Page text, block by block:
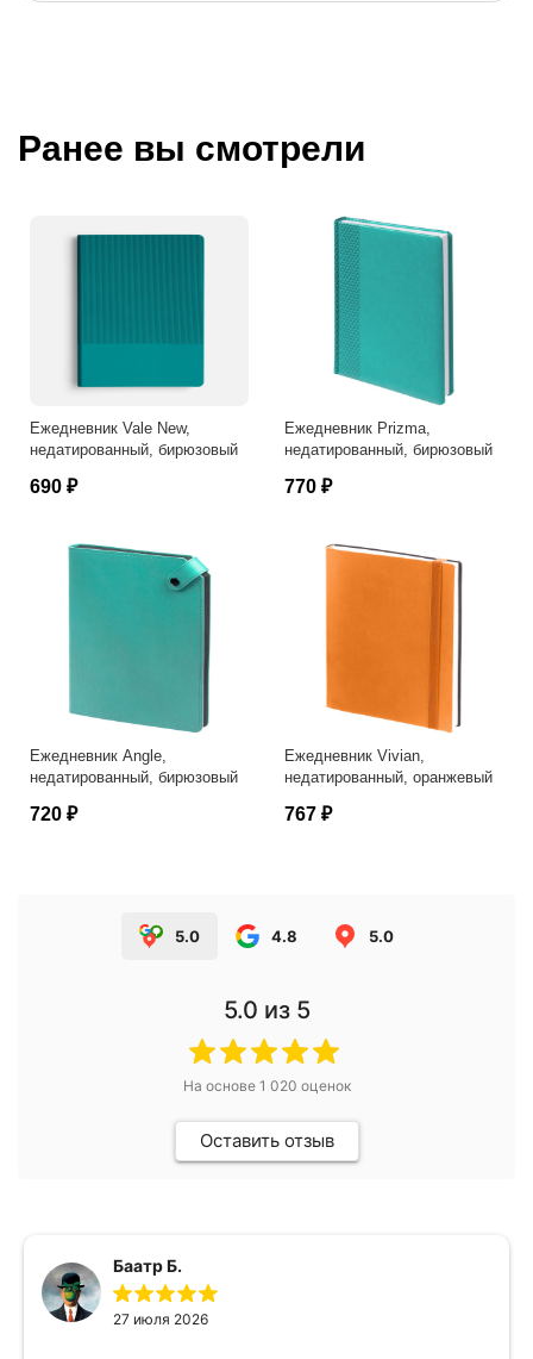
Ранее вы смотрели
Ежедневник Vale New,
недатированный, бирюзовый
690 ₽
Ежедневник Prizma,
недатированный, бирюзовый
770 ₽
Ежедневник Angle,
недатированный, бирюзовый
720 ₽
Ежедневник Vivian,
недатированный, оранжевый
767 ₽
5.0 4.8 5.0
5.0 из 5
На основе 1 020 оценок
Оставить отзыв
Баатр Б.
27 июля 2026